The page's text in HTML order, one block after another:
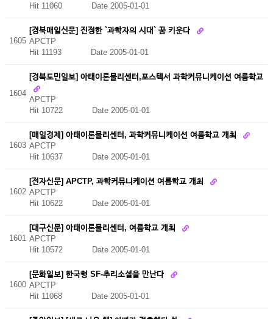
Hit 11060 Date 2005-01-01
1605
[경북매일신문] 진정한 `과학자의 시대` 꿈 키운다
APCTP
Hit 11193
Date 2005-01-01
1604
[경북도민일보] 아태이론물리센터,포스텍서 과학커뮤니케이션 여름학교
APCTP
Hit 10722 Date 2005-01-01
1603
[매일경제] 아태이론물리센터, 과학커뮤니케이션 여름학교 개최
APCTP
Hit 10637
Date 2005-01-01
1602
[전자신문] APCTP, 과학커뮤니케이션 여름학교 개최
APCTP
Hit 10622
Date 2005-01-01
1601
[대구신문] 아태이론물리센터, 여름학교 개최
APCTP
Hit 10572
Date 2005-01-01
1600
[문화일보] 한국형 SF-추리소설을 만난다
APCTP
Hit 11068
Date 2005-01-01